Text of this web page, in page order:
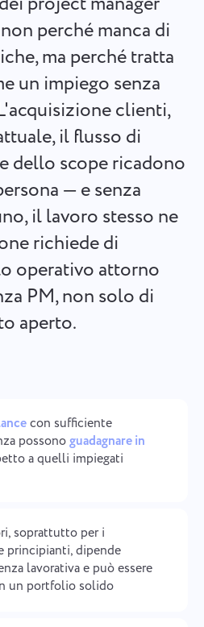
English
עברית
हिन्दी
Italiano
(中国)
Oʻzbek
Việt
perché manca di
ma perché tratta
un impiego senza
clienti,
il flusso di
dello scope ricadono
— e senza
il lavoro stesso ne
richiede di
operativo attorno
PM, non solo di
aperto.
con sufficiente
possonoguadagnare in
a quelli impiegati
soprattutto per i
principianti, dipende
lavorativa e può essere
un portfolio solido
di esso con i colleghi e chiudilo
rapporti sul tempo
Kanban, filtra i compiti ed
e assegna ruoli per